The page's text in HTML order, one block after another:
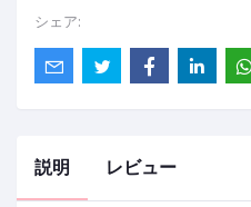
シェア:
説明 レビュー